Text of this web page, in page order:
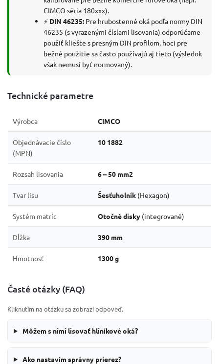
CIMCO séria 180xxx).
⚡ DIN 46235: Pre hrubostenné oká podľa normy DIN
46235 (s vyrazenými číslami lisovania) odporúčame
použiť kliešte s presným DIN profilom, hoci pre
bežné použitie sa často používajú aj tieto (výsledok
však nemusí byť normovaný).
Technické parametre
Výrobca CIMCO
Objednávacie číslo
(MPN)
10 1882
Rozsah lisovania 6 – 50 mm2
Tvar lisu Šesťuholník (Hexagon)
Systém matríc Otočné disky (integrované)
Dĺžka 390 mm
Hmotnosť 1300 g
Časté otázky (FAQ)
Kliknutím na otázku sa zobrazí odpoveď.
Môžem s nimi lisovať hliníkové oká?
Ako nastavím správny prierez?